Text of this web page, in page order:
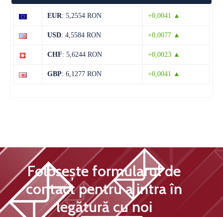
36°C 18°C
Miercuri
13 august
EUR: 5,2554 RON +0,0041 ▲
USD: 4,5584 RON +0,0077 ▲
CHF: 5,6244 RON +0,0023 ▲
GBP: 6,1277 RON +0,0041 ▲
Folosește formularul de
contact pentru a intra în
legătură cu noi